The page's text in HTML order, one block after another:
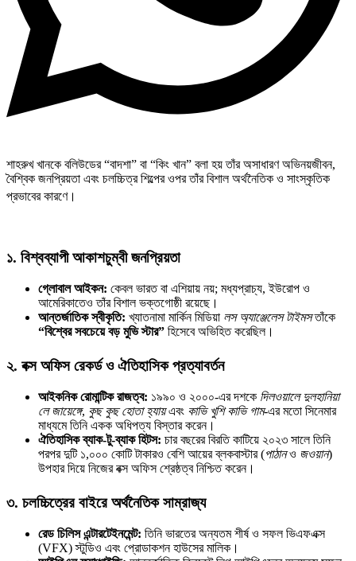
শাহরুখ খানকে বলিউডের “বাদশা” বা “কিং খান” বলা হয় তাঁর অসাধারণ অভিনয়জীবন,
বৈশ্বিক জনপ্রিয়তা এবং চলচ্চিত্র শিল্পের ওপর তাঁর বিশাল অর্থনৈতিক ও সাংস্কৃতিক
প্রভাবের কারণে।
১. বিশ্বব্যাপী আকাশচুম্বী জনপ্রিয়তা
গ্লোবাল আইকন: কেবল ভারত বা এশিয়ায় নয়; মধ্যপ্রাচ্য, ইউরোপ ও
আমেরিকাতেও তাঁর বিশাল ভক্তগোষ্ঠী রয়েছে।
আন্তর্জাতিক স্বীকৃতি: খ্যাতনামা মার্কিন মিডিয়া লস অ্যাঞ্জেলেস টাইমসতাঁকে
“বিশ্বের সবচেয়ে বড় মুভি স্টার” হিসেবে অভিহিত করেছিল।
২. বক্স অফিস রেকর্ড ও ঐতিহাসিক প্রত্যাবর্তন
আইকনিক রোমান্টিক রাজত্ব: ১৯৯০ ও ২০০০-এর দশকে দিলওয়ালে দুলহানিয়া
লে জায়েঙ্গে, কুছ কুছ হোতা হ্যায়এবং কাভি খুশি কাভি গাম-এর মতো সিনেমার
মাধ্যমে তিনি একক অধিপত্য বিস্তার করেন।
ঐতিহাসিক ব্যাক-টু-ব্যাক হিটস: চার বছরের বিরতি কাটিয়ে ২০২৩ সালে তিনি
পরপর দুটি ১,০০০ কোটি টাকারও বেশি আয়ের ব্লকবাস্টার (পাঠানও জওয়ান)
উপহার দিয়ে নিজের বক্স অফিস শ্রেষ্ঠত্ব নিশ্চিত করেন।
৩. চলচ্চিত্রের বাইরে অর্থনৈতিক সাম্রাজ্য
রেড চিলিস এন্টারটেইনমেন্ট: তিনি ভারতের অন্যতম শীর্ষ ও সফল ভিএফএক্স
(VFX) স্টুডিও এবং প্রোডাকশন হাউসের মালিক।